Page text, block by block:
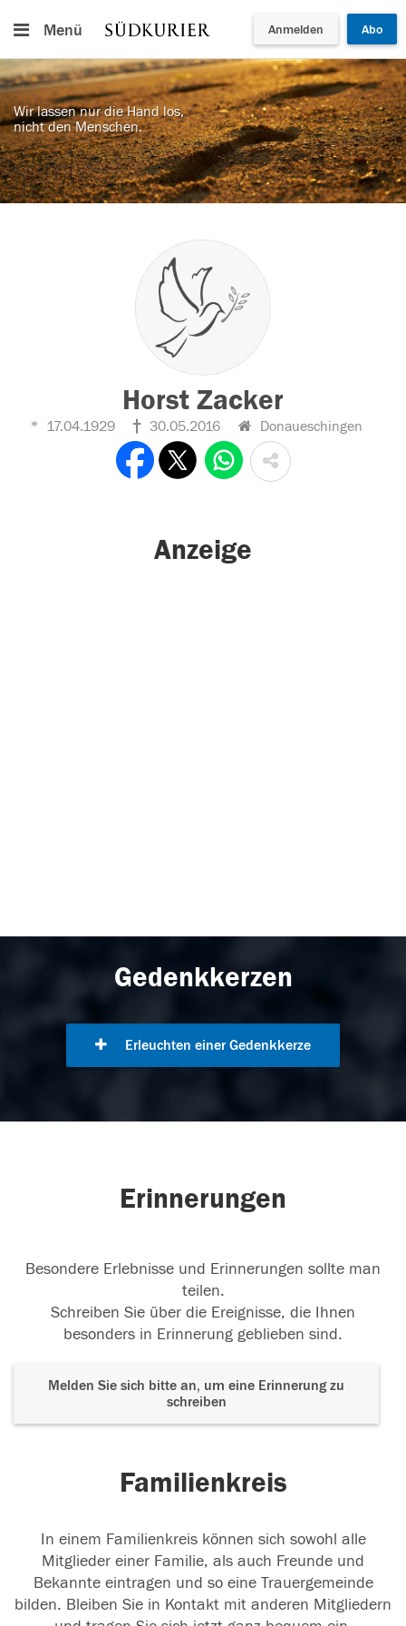
Menü Anmelden Abo
Wir lassen nur die Hand los,
nicht den Menschen.
Horst Zacker
17.04.1929 30.05.2016 Donaueschingen
Anzeige
Gedenkkerzen
Erleuchten einer Gedenkkerze
Erinnerungen
Besondere Erlebnisse und Erinnerungen sollte man
teilen.
Schreiben Sie über die Ereignisse, die Ihnen
besonders in Erinnerung geblieben sind.
Melden Sie sich bitte an, um eine Erinnerung zu
schreiben
Familienkreis
In einem Familienkreis können sich sowohl alle
Mitglieder einer Familie, als auch Freunde und
Bekannte eintragen und so eine Trauergemeinde
bilden. Bleiben Sie in Kontakt mit anderen Mitgliedern